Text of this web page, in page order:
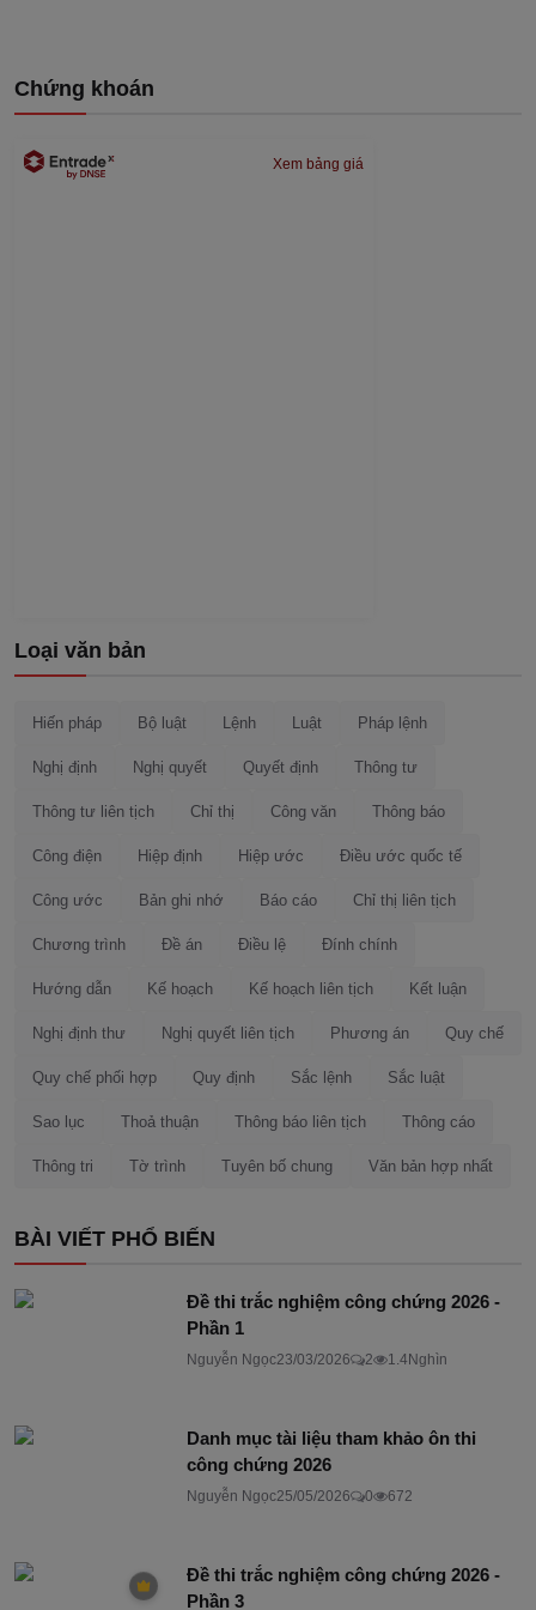
Chứng khoán
Xem bảng giá
Loại văn bản
Hiến pháp Bộ luật Lệnh Luật Pháp lệnh
Nghị định Nghị quyết Quyết định Thông tư
Thông tư liên tịch Chỉ thị Công văn Thông báo
Công điện Hiệp định Hiệp ước Điều ước quốc tế
Công ước Bản ghi nhớ Báo cáo Chỉ thị liên tịch
Chương trình Đề án Điều lệ Đính chính
Hướng dẫn Kế hoạch Kế hoạch liên tịch Kết luận
Nghị định thư Nghị quyết liên tịch Phương án Quy chế
Quy chế phối hợp Quy định Sắc lệnh Sắc luật
Sao lục Thoả thuận Thông báo liên tịch Thông cáo
Thông tri Tờ trình Tuyên bố chung Văn bản hợp nhất
BÀI VIẾT PHỔ BIẾN
Đề thi trắc nghiệm công chứng 2026 -
Phần 1
Nguyễn Ngọc23/03/2026 2 1.4Nghìn
Danh mục tài liệu tham khảo ôn thi
công chứng 2026
Nguyễn Ngọc25/05/2026 0 672
Đề thi trắc nghiệm công chứng 2026 -
Phần 3